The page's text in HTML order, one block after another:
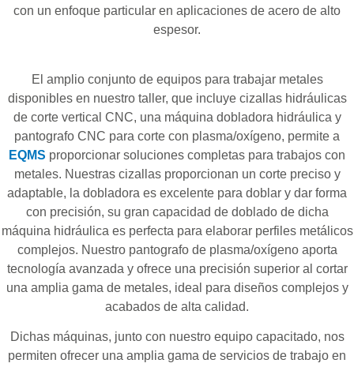
con un enfoque particular en aplicaciones de acero de alto
espesor.
El amplio conjunto de equipos para trabajar metales
disponibles en nuestro taller, que incluye cizallas hidráulicas
de corte vertical CNC, una máquina dobladora hidráulica y
pantografo CNC para corte con plasma/oxígeno, permite a
EQMS proporcionar soluciones completas para trabajos con
metales. Nuestras cizallas proporcionan un corte preciso y
adaptable, la dobladora es excelente para doblar y dar forma
con precisión, su gran capacidad de doblado de dicha
máquina hidráulica es perfecta para elaborar perfiles metálicos
complejos. Nuestro pantografo de plasma/oxígeno aporta
tecnología avanzada y ofrece una precisión superior al cortar
una amplia gama de metales, ideal para diseños complejos y
acabados de alta calidad.
Dichas máquinas, junto con nuestro equipo capacitado, nos
permiten ofrecer una amplia gama de servicios de trabajo en